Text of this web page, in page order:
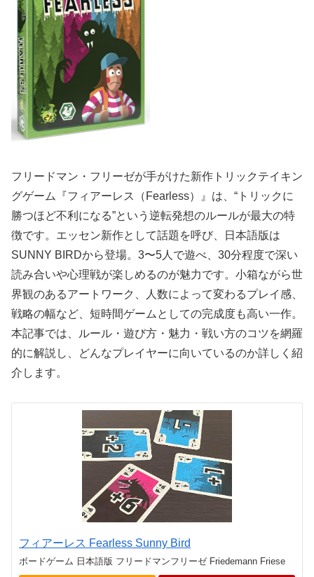
フリードマン・フリーゼが手がけた新作トリックテイキン
グゲーム『フィアーレス（Fearless）』は、“トリックに
勝つほど不利になる”という逆転発想のルールが最大の特
徴です。エッセン新作として話題を呼び、日本語版は
SUNNY BIRDから登場。3〜5人で遊べ、30分程度で深い
読み合いや心理戦が楽しめるのが魅力です。小箱ながら世
界観のあるアートワーク、人数によって変わるプレイ感、
戦略の幅など、短時間ゲームとしての完成度も高い一作。
本記事では、ルール・遊び方・魅力・戦い方のコツを網羅
的に解説し、どんなプレイヤーに向いているのか詳しく紹
介します。
フィアーレス Fearless Sunny Bird
ボードゲーム 日本語版 フリードマンフリーゼ Friedemann Friese